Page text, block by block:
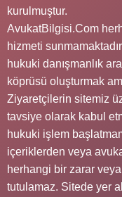
kurulmuştur.
AvukatBilgisi.Com
hizmeti
hukuki danışmanlık
köprüsü oluşturmak
Ziyaretçilerin sitemiz
tavsiye olarak kabul
hukuki işlem
içeriklerden veya
herhangi bir zarar
tutulamaz. Sitede yer